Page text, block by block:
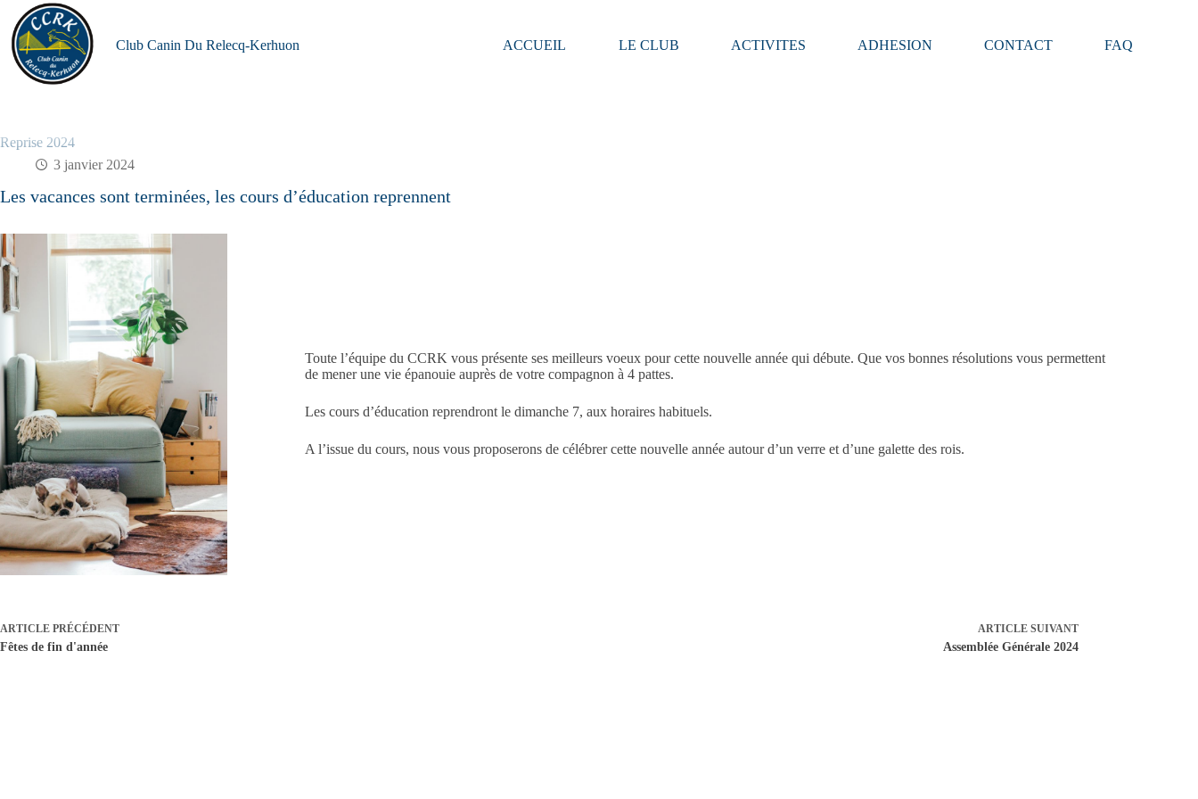
Passer
contenu
Club Canin Du Relecq-Kerhuon ACCUEIL LE CLUB ACTIVITES ADHESION CONTACT FAQ
Reprise 2024
3 janvier 2024
Les vacances sont terminées, les cours d’éducation reprennent
Toute l’équipe du CCRK vous présente ses meilleurs voeux pour cette nouvelle année qui débute. Que vos bonnes résolutions vous permettent
de mener une vie épanouie auprès de votre compagnon à 4 pattes.
Les cours d’éducation reprendront le dimanche 7, aux horaires habituels.
A l’issue du cours, nous vous proposerons de célébrer cette nouvelle année autour d’un verre et d’une galette des rois.
ARTICLE PRÉCÉDENT
Fêtes de fin d'année
ARTICLESUIVANT
Assemblée Générale 2024